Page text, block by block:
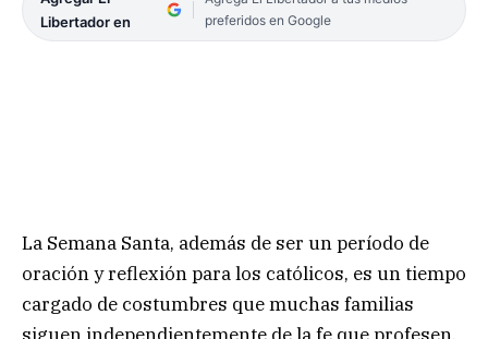
Libertador en
preferidos en Google
La Semana Santa, además de ser un período de
oración y reflexión para los católicos, es un tiempo
cargado de costumbres que muchas familias